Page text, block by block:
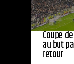
Coupe
au but
retour